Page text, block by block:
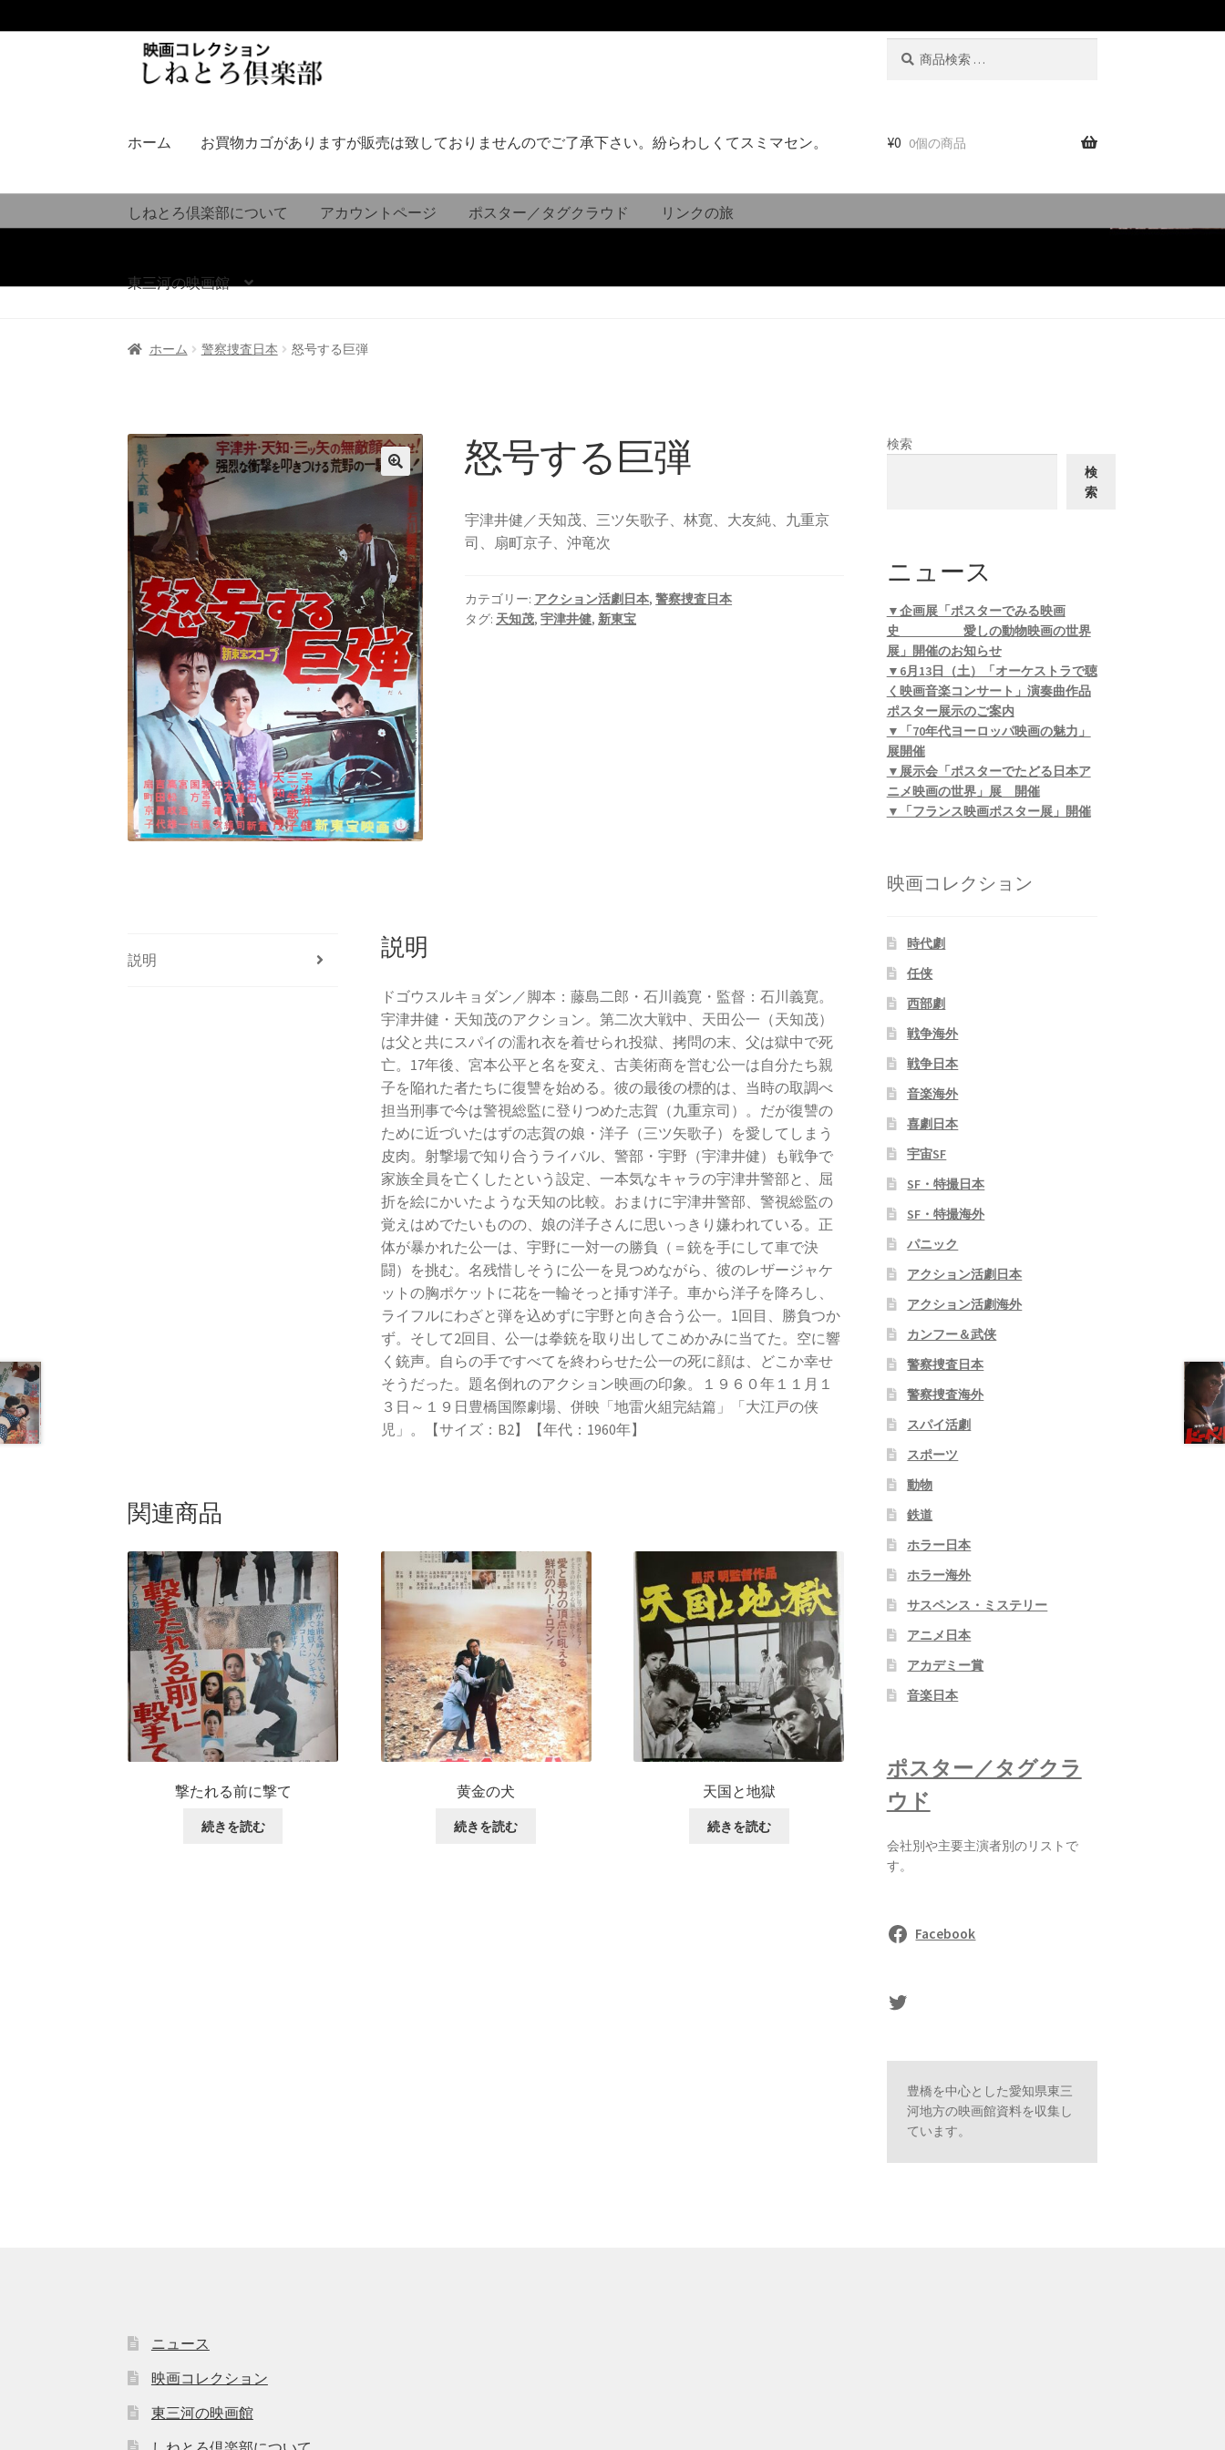
シ
へ
ス
ッ
ツ
キ
ッ
ホーム お買物カゴがありますが販売は致しておりませんのでご了承下さい。紛らわしくてスミマセン。
しねとろ倶楽部について アカウントページ ポスター／タグクラウド リンクの旅
東三河の映画館
¥0 0個の商品
ホーム 警察捜査日本 怒号する巨弾
怒号する巨弾
宇津井健／天知茂、三ツ矢歌子、林寛、大友純、九重京
司、扇町京子、沖竜次
カテゴリー: アクション活劇日本,警察捜査日本
タグ: 天知茂,宇津井健,新東宝
説明 説明
ドゴウスルキョダン／脚本：藤島二郎・石川義寛・監督：石川義寛。
宇津井健・天知茂のアクション。第二次大戦中、天田公一（天知茂）
は父と共にスパイの濡れ衣を着せられ投獄、拷問の末、父は獄中で死
亡。17年後、宮本公平と名を変え、古美術商を営む公一は自分たち親
子を陥れた者たちに復讐を始める。彼の最後の標的は、当時の取調べ
担当刑事で今は警視総監に登りつめた志賀（九重京司）。だが復讐の
ために近づいたはずの志賀の娘・洋子（三ツ矢歌子）を愛してしまう
皮肉。射撃場で知り合うライバル、警部・宇野（宇津井健）も戦争で
家族全員を亡くしたという設定、一本気なキャラの宇津井警部と、屈
折を絵にかいたような天知の比較。おまけに宇津井警部、警視総監の
覚えはめでたいものの、娘の洋子さんに思いっきり嫌われている。正
体が暴かれた公一は、宇野に一対一の勝負（＝銃を手にして車で決
闘）を挑む。名残惜しそうに公一を見つめながら、彼のレザージャケ
ットの胸ポケットに花を一輪そっと挿す洋子。車から洋子を降ろし、
ライフルにわざと弾を込めずに宇野と向き合う公一。1回目、勝負つか
ず。そして2回目、公一は拳銃を取り出してこめかみに当てた。空に響
く銃声。自らの手ですべてを終わらせた公一の死に顔は、どこか幸せ
そうだった。題名倒れのアクション映画の印象。１９６０年１１月１
３日～１９日豊橋国際劇場、併映「地雷火組完結篇」「大江戸の侠
児」。【サイズ：B2】【年代：1960年】
関連商品
撃たれる前に撃て
続きを読む
黄金の犬
続きを読む
天国と地獄
続きを読む
検索
検
索
ニュース
▼企画展「ポスターでみる映画
史 愛しの動物映画の世界
展」開催のお知らせ
▼6月13日（土）「オーケストラで聴
く映画音楽コンサート」演奏曲作品
ポスター展示のご案内
▼「70年代ヨーロッパ映画の魅力」
展開催
▼展示会「ポスターでたどる日本ア
ニメ映画の世界」展 開催
▼「フランス映画ポスター展」開催
映画コレクション
時代劇
任侠
西部劇
戦争海外
戦争日本
音楽海外
喜劇日本
宇宙SF
SF・特撮日本
SF・特撮海外
パニック
アクション活劇日本
アクション活劇海外
カンフー＆武侠
警察捜査日本
警察捜査海外
スパイ活劇
スポーツ
動物
鉄道
ホラー日本
ホラー海外
サスペンス・ミステリー
アニメ日本
アカデミー賞
音楽日本
ポスター／タグクラ
ウド
会社別や主要主演者別のリストで
す。
Facebook
sasaki's Twitter
豊橋を中心とした愛知県東三
河地方の映画館資料を収集し
ています。
ニュース
映画コレクション
東三河の映画館